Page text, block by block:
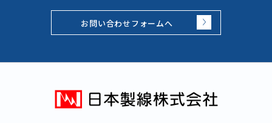
お問い合わせフォームへ